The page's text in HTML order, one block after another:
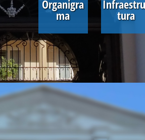
Organigra
ma tura